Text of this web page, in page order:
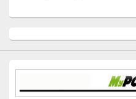
Sidebar
Widget